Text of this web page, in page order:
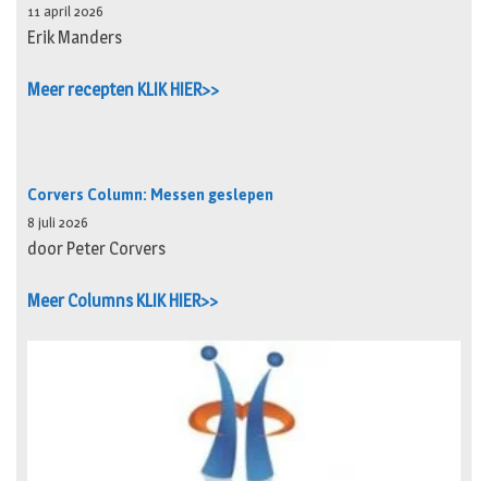
11 april 2026
Erik Manders
Meer recepten KLIK HIER>>
Corvers Column: Messen geslepen
8 juli 2026
door Peter Corvers
Meer Columns KLIK HIER>>